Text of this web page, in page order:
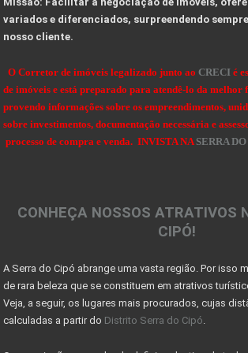
10 Dicas de como projetar e construir sua
VALE A PENA INVESTIR EM UM LOTE OU
Dicas de Como Fazer o Circuito Cicloturista da
SENSACIONAIS DICAS NA HORA DE COMPRAR
DICAS PARA OBSERVAÇÃO DE AVES NA
Projeto das 10 travessias fecha ciclo
7 coisas que você precisa saber antes de
Sinais de recuperação: mercado imobiliário
Mercado imobiliário volta a crescer após
variados e diferenciados, surpreendendo
nosso cliente.
O Corretor de imóveis legalizado junto ao CRECI é
de imóveis e está preparado para atendê-lo da melhor
provendo informações sobre os empreendimentos,
sobre investimentos, documentação necessária e
processo de compra e venda. INVISTA NASERRA
CONHEÇA NOSSOS ATRATIVOS
CIPÓ!
A Serra do Cipó abrange uma vasta região. Por isso
de rara beleza que se constituem em atrativos
Veja, a seguir, os lugares mais procurados, cujas
calculadas a partir do Distrito Serra do Cipó.